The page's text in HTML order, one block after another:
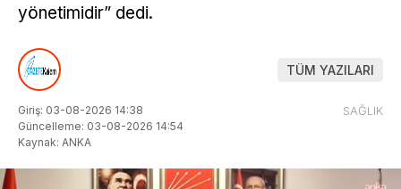
yönetimidir” dedi.
TÜM YAZILARI
Giriş: 03-08-2026 14:38
Güncelleme: 03-08-2026 14:54
Kaynak: ANKA
SAĞLIK